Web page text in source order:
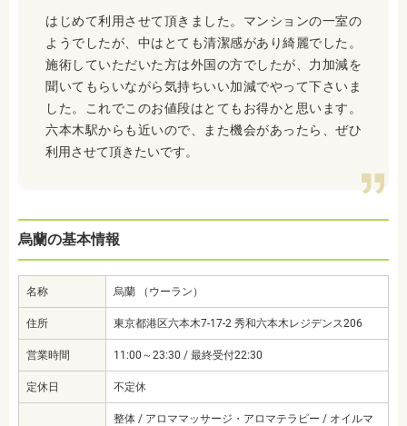
はじめて利用させて頂きました。マンションの一室の
ようでしたが、中はとても清潔感があり綺麗でした。
施術していただいた方は外国の方でしたが、力加減を
聞いてもらいながら気持ちいい加減でやって下さいま
した。これでこのお値段はとてもお得かと思います。
六本木駅からも近いので、また機会があったら、ぜひ
利用させて頂きたいです。
烏蘭の基本情報
名称 烏蘭 （ウーラン）
住所 東京都港区六本木7-17-2 秀和六本木レジデンス206
営業時間 11:00～23:30 / 最終受付22:30
定休日 不定休
整体 / アロママッサージ・アロマテラピー / オイルマ